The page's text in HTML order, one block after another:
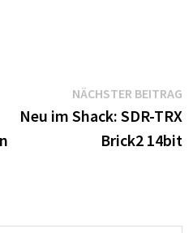
NÄCHSTER BEITRAG
Neu im Shack: SDR-TRX
Brick2 14bit